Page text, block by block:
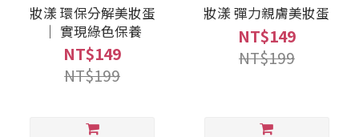
妝漾 環保分解美妝蛋
｜ 實現綠色保養
NT$149
NT$199
妝漾 彈力親膚美妝蛋
NT$149
NT$199